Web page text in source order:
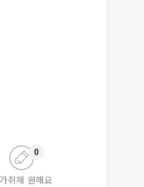
취재 원해요
0